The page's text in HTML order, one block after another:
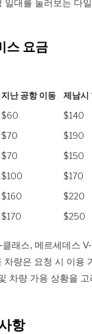
일대를 둘러보는 다
스 요금
지난 공항 이동 제남시
지난 공항 이동 제남시
$60 $140
$70 $190
$70 $150
$100 $170
$160 $220
$170 $250
래스, 메르세데스
차량은 요청 시 이용
차량 가용 상황을
항